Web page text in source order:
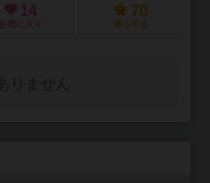
14
お気に入り
70
持ってる